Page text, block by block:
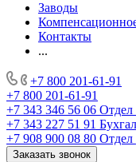
Заводы
Контакты
...
+7 800 201-61-91
+7 800 201-61-91
+7 343 346 56 06 Отдел
+7 343 227 51 91
+7 908 900 08 80 Отдел
Заказать звонок